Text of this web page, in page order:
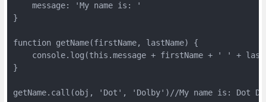
    message: 'My name is: '
}
function getName(firstName, lastName) {
console.log(this.message + firstName + ' ' +
}
getName.call(obj, 'Dot', 'Dolby')//My name is: Dot